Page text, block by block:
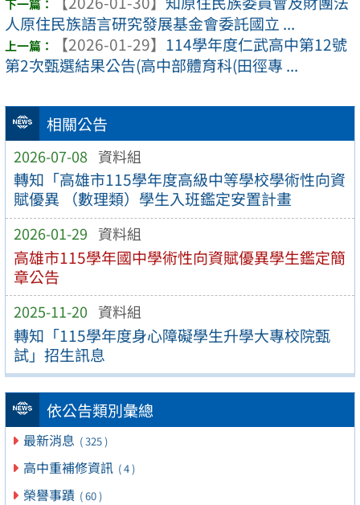
相關公告
2026-07-08 資料組
轉知「高雄市115學年度高級中等學校學術性向資
賦優異 （數理類）學生入班鑑定安置計畫
2026-01-29 資料組
高雄市115學年國中學術性向資賦優異學生鑑定簡
章公告
2025-11-20 資料組
轉知「115學年度身心障礙學生升學大專校院甄
試」招生訊息
依公告類別彙總
最新消息 ( 325 )
高中重補修資訊 ( 4 )
榮譽事蹟 ( 60 )
人原住民族語言研究發展基金會委託國立 ...
【2026-01-29】 114學年度仁武高中第12號
第2次甄選結果公告(高中部體育科(田徑專 ...